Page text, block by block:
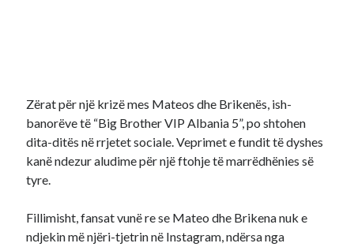
Zërat për një krizë mes Mateos dhe Brikenës, ish-
banorëve të “Big Brother VIP Albania 5”, po shtohen
dita-ditës në rrjetet sociale. Veprimet e fundit të dyshes
kanë ndezur aludime për një ftohje të marrëdhënies së
tyre.
Fillimisht, fansat vunë re se Mateo dhe Brikena nuk e
ndjekin më njëri-tjetrin në Instagram, ndërsa nga